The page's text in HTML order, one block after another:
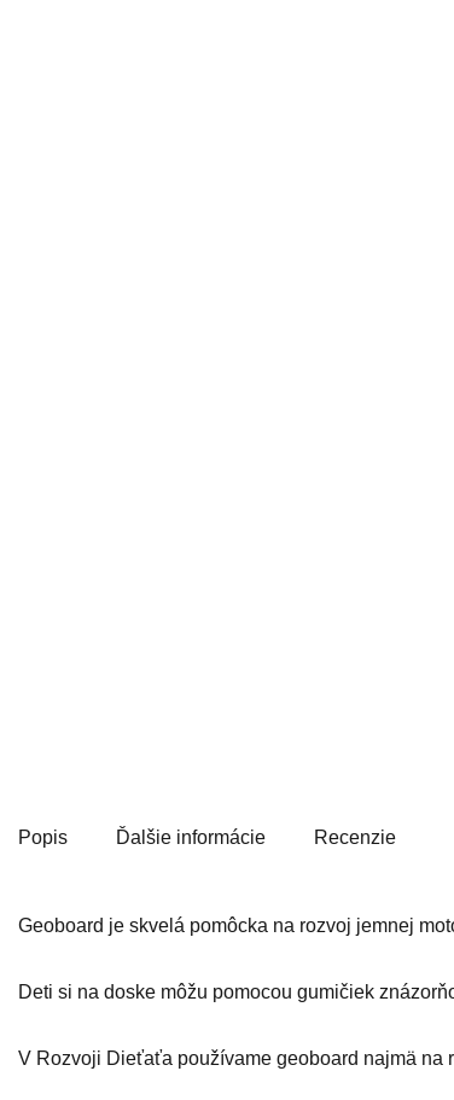
Popis Ďalšie informácie Recenzie
Geoboard je skvelá pomôcka na rozvoj jemnej
Deti si na doske môžu pomocou gumičiek
V Rozvoji Dieťaťa používame geoboard najmä na